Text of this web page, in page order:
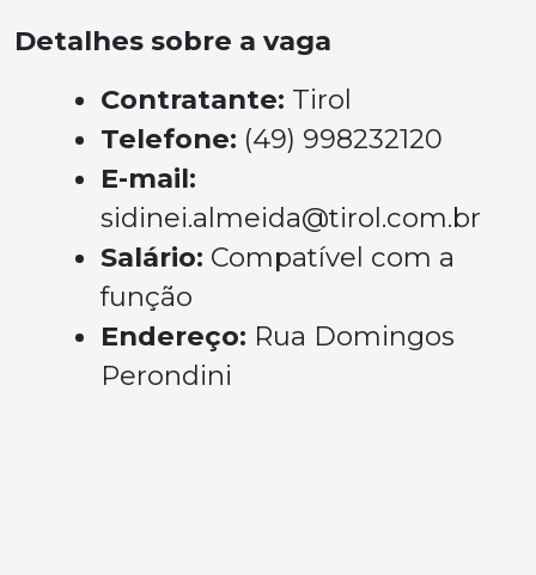
Detalhes sobre a vaga
Contratante: Tirol
Telefone: (49) 998232120
E-mail:
sidinei.almeida@tirol.com.br
Salário: Compatível com a
função
Endereço: Rua Domingos
Perondini